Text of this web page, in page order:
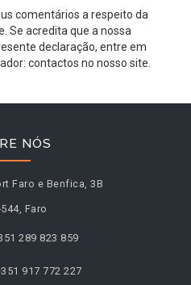
comentários a respeito da
Se acredita que a nossa
declaração, entre em
contactos no nosso site.
NÓS
Faro e Benfica, 3B
Faro
289 823 859
917 772 227